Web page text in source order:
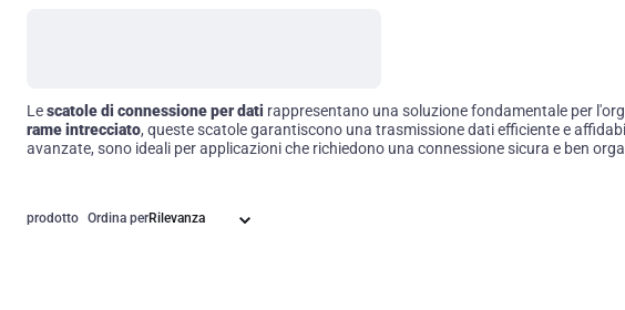
Lescatole di connessione per dati rappresentano una soluzione fondamentale per
rame intrecciato, queste scatole garantiscono una trasmissione dati efficiente e
avanzate, sono ideali per applicazioni che richiedono una connessione sicura e ben
prodotto Ordina per